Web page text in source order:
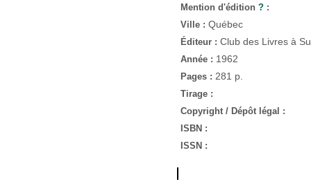
Mention d'édition ? :
Ville : Québec
Éditeur : Club des Livres à
Année : 1962
Pages : 281 p.
Tirage :
Copyright / Dépôt légal :
ISBN :
ISSN :